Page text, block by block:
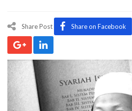
Share Post Share on Facebook